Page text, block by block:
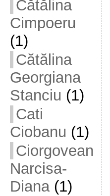
Cătălina
Cimpoeru
(1)
Cătălina
Georgiana
Stanciu (1)
Cati
Ciobanu (1)
Ciorgovean
Narcisa-
Diana(1)